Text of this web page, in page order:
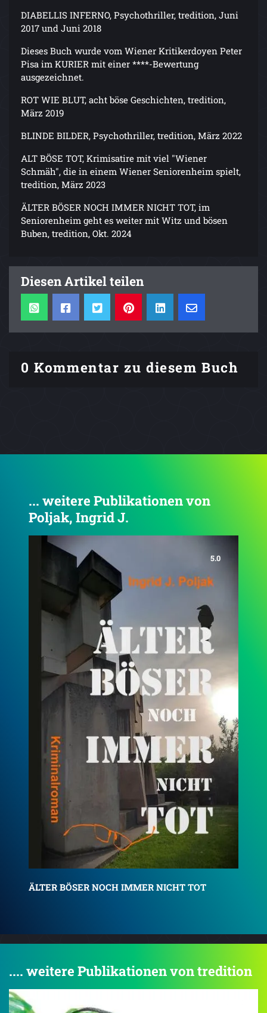
DIABELLIS INFERNO, Psychothriller, tredition, Juni
2017 und Juni 2018
Dieses Buch wurde vom Wiener Kritikerdoyen Peter
Pisa im KURIER mit einer ****-Bewertung
ausgezeichnet.
ROT WIE BLUT, acht böse Geschichten, tredition,
März 2019
BLINDE BILDER, Psychothriller, tredition, März 2022
ALT BÖSE TOT, Krimisatire mit viel "Wiener
Schmäh", die in einem Wiener Seniorenheim spielt,
tredition, März 2023
ÄLTER BÖSER NOCH IMMER NICHT TOT, im
Seniorenheim geht es weiter mit Witz und bösen
Buben, tredition, Okt. 2024
Diesen Artikel teilen
0 Kommentar zu diesem Buch
... weitere Publikationen von
Poljak, Ingrid J.
3.5
Rot wie Blut
.... weitere Publikationen von tredition